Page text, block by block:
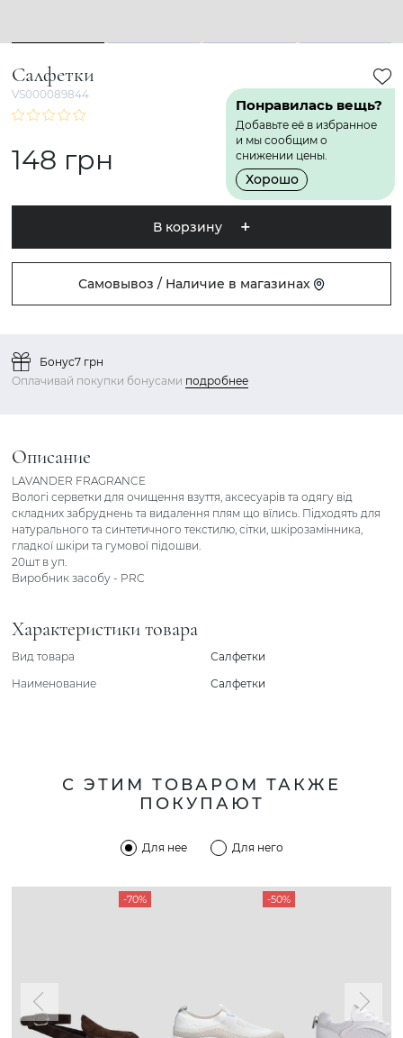
1 2 3 4
Салфетки
VS000089844
Понравилась вещь?
Добавьте её в избранное
и мы сообщим о
снижении цены.
Хорошо
148 грн
В корзину
Самовывоз / Наличие в магазинах
Бонус7 грн
Оплачивай покупки бонусами подробнее
Описание
LAVANDER FRAGRANCE
Вологі серветки для очищення взуття, аксесуарів та одягу від
складних забруднень та видалення плям що вїлись. Підходять для
натурального та синтетичного текстилю, сітки, шкірозамінника,
гладкої шкіри та гумової підошви.
20шт в уп.
Виробник засобу - PRC
Характеристики товара
Вид товара
Салфетки
Наименование
Салфетки
С ЭТИМ ТОВАРОМ ТАКЖЕ
ПОКУПАЮТ
Для нее Для него
-70% -50%